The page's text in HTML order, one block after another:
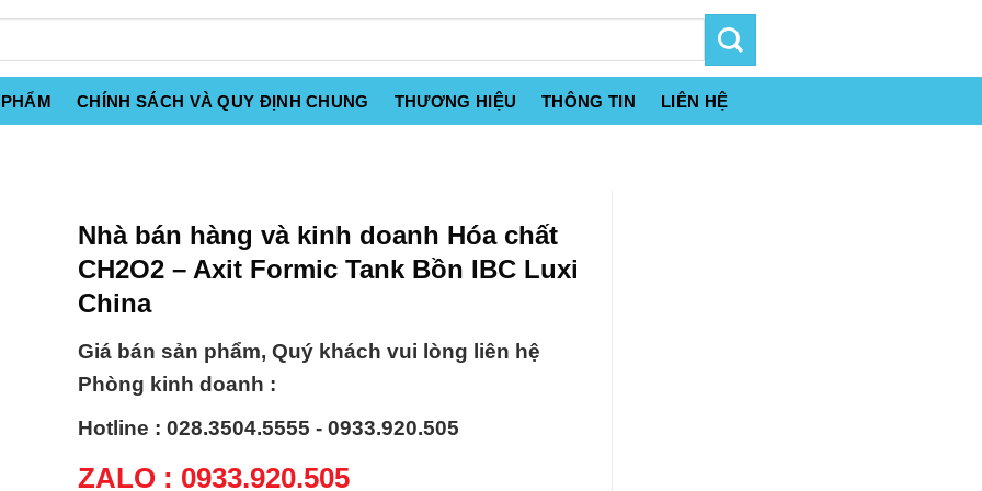
CHÍNH SÁCH VÀ QUY ĐỊNH CHUNG THƯƠNG HIỆU THÔNG TIN LIÊN HỆ
Nhà bán hàng và kinh doanh Hóa chất
CH2O2 – Axit Formic Tank Bồn IBC Luxi
China
Giá bán sản phẩm, Quý khách vui lòng liên hệ
Phòng kinh doanh :
Hotline : 028.3504.5555 - 0933.920.505
ZALO : 0933.920.505